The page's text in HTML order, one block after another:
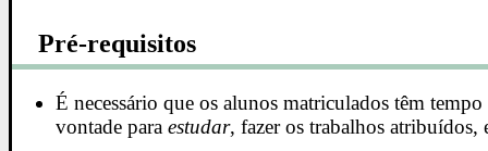
Pré-requisitos
É necessário que os alunos matriculados têm tempo
vontade paraestudar, fazer os trabalhos atribuídos,